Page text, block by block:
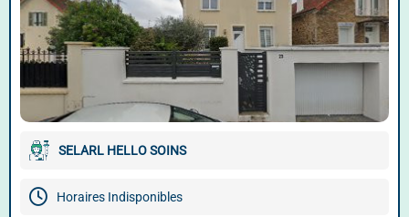
SELARL HELLO SOINS
Horaires Indisponibles